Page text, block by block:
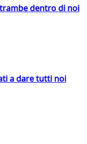
dentro di noi
a dare tutti noi